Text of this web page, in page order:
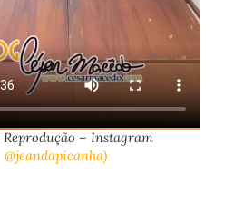
Reprodução – Instagram
@jeandapicanha)